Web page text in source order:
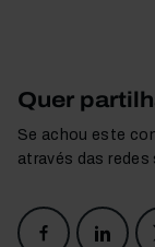
Quer
Se achou este
através das redes